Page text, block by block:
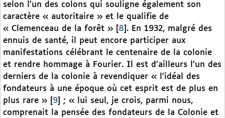
selon l’un des colons qui souligne également son
caractère « autoritaire » et le qualifie de
« Clemenceau de la forêt »
8 . En 1932, malgré des
ennuis de santé, il peut encore participer aux
manifestations célébrant le centenaire de la colonie
et rendre hommage à Fourier. Il est d’ailleurs l’un des
derniers de la colonie à revendiquer « l’idéal des
fondateurs à une époque où cet esprit est de plus en
plus rare »
9
; « lui seul, je crois, parmi nous,
comprenait la pensée des fondateurs de la Colonie et